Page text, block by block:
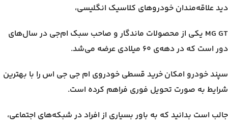
دید علاقه‌مندان خودروهای کلاسیک انگلیسی،
MG GT یکی از محصولات ماندگار و صاحب سبک ام‌جی در سال‌های
دور است که در دهه‌ی ۶۰ میلادی عرضه می‌شد.
سپند خودرو امکان خرید قسطی خودروی ام جی جی اس را با بهترین
شرایط به صورت تحویل فوری فراهم کرده است.
جالب است بدانید که به باور بسیاری از افراد در شبکه‌های اجتماعی،